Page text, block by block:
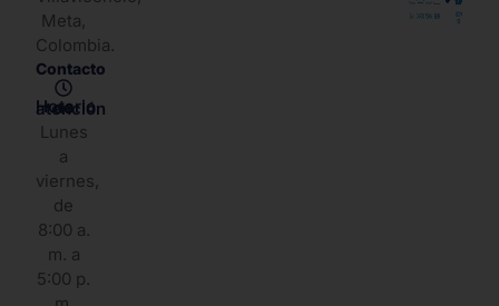
Meta,
Colombia.
Contacto
Horario de atención
Lunes
a
viernes,
de
8:00 a.
m. a
5:00 p.